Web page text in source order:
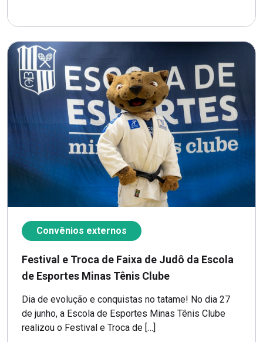
Convênios externos
Festival e Troca de Faixa de Judô da Escola
de Esportes Minas Tênis Clube
Dia de evolução e conquistas no tatame! No dia 27
de junho, a Escola de Esportes Minas Tênis Clube
realizou o Festival e Troca de […]